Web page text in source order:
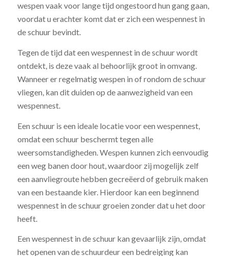
wespen vaak voor lange tijd ongestoord hun gang gaan,
voordat u erachter komt dat er zich een wespennest in
de schuur bevindt.
Tegen de tijd dat een wespennest in de schuur wordt
ontdekt, is deze vaak al behoorlijk groot in omvang.
Wanneer er regelmatig wespen in of rondom de schuur
vliegen, kan dit duiden op de aanwezigheid van een
wespennest.
Een schuur is een ideale locatie voor een wespennest,
omdat een schuur beschermt tegen alle
weersomstandigheden. Wespen kunnen zich eenvoudig
een weg banen door hout, waardoor zij mogelijk zelf
een aanvliegroute hebben gecreëerd of gebruik maken
van een bestaande kier. Hierdoor kan een beginnend
wespennest in de schuur groeien zonder dat u het door
heeft.
Een wespennest in de schuur kan gevaarlijk zijn, omdat
het openen van de schuurdeur een bedreiging kan